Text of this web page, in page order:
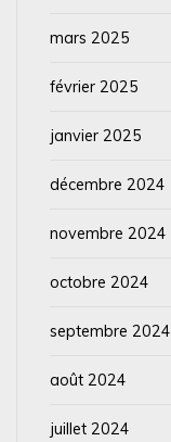
mars 2025
février 2025
janvier 2025
décembre 2024
novembre 2024
octobre 2024
septembre 2024
août 2024
juillet 2024